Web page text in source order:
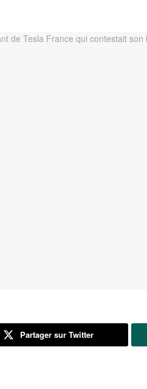
Partager sur Twitter